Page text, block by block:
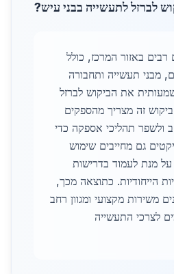
לברזל לתעשייה בבני עיש?
רבים באזור המרכז, כולל
מבני תעשייה ותחבורה
את הביקוש לברזל
זה מצריך מהספקים
ולשפר תהליכי אספקה כדי
גם מחייבים שימוש
על מנת לעמוד בדרישות
הייחודיות. כתוצאה מכך,
משירות מקצועי ומגוון רחב
לצרכי התעשייה